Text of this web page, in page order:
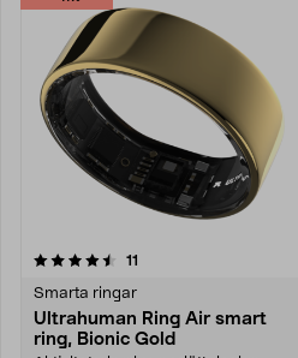
11
Smarta ringar
Ultrahuman Ring Air smart
ring, Bionic Gold